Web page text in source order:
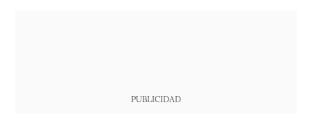
PUBLICIDAD